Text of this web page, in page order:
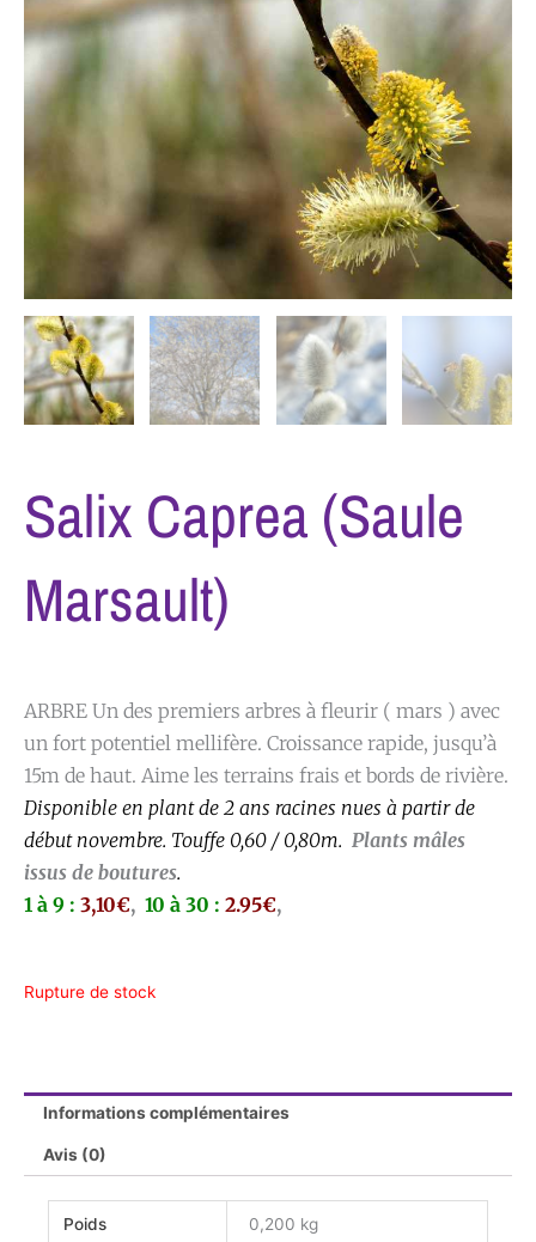
Salix Caprea (Saule
Marsault)
ARBRE Un des premiers arbres à fleurir ( mars ) avec
un fort potentiel mellifère. Croissance rapide, jusqu’à
15m de haut. Aime les terrains frais et bords de rivière.
Disponible en plant de 2 ans racines nues à partir de
début novembre. Touffe 0,60 / 0,80m. Plants mâles
issus de boutures.
1 à 9 : 3,10€, 10 à 30 : 2.95€,
Rupture de stock
Informations complémentaires
Avis (0)
Poids 0,200 kg